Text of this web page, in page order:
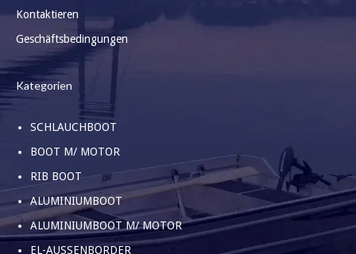
Kontaktieren
Geschäftsbedingungen
Kategorien
SCHLAUCHBOOT
BOOT M/ MOTOR
RIB BOOT
ALUMINIUMBOOT
ALUMINIUMBOOT M/ MOTOR
EL-AUSSENBORDER